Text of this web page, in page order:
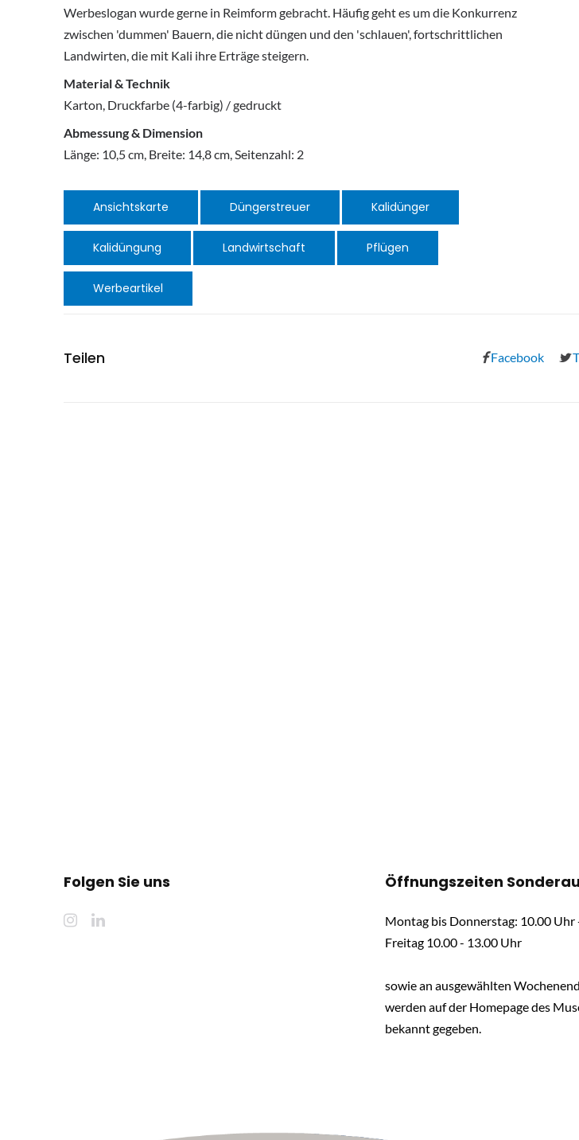
Werbeslogan wurde gerne in Reimform gebracht. Häufig geht es um die Konkurrenz
zwischen 'dummen' Bauern, die nicht düngen und den 'schlauen', fortschrittlichen
Landwirten, die mit Kali ihre Erträge steigern.
Material & Technik
Karton, Druckfarbe (4-farbig) / gedruckt
Abmessung & Dimension
Länge: 10,5 cm, Breite: 14,8 cm, Seitenzahl: 2
Ansichtskarte Düngerstreuer Kalidünger
Kalidüngung Landwirtschaft Pflügen
Werbeartikel
Teilen Facebook
Folgen Sie uns Öffnungszeiten
Montag bis Donnerstag: 10.00 Uhr
Freitag 10.00 - 13.00 Uhr
sowie an ausgewählten
werden auf der Homepage des
bekannt gegeben.